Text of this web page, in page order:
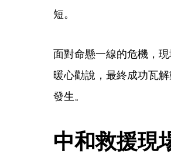
短。
面對命懸一線的危機，
暖心勸說，最終成功瓦
發生。
中和救援現